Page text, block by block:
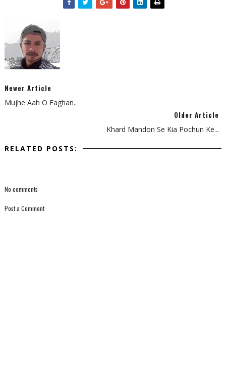
Newer Article
Mujhe Aah O Faghan..
Older Article
Khard Mandon Se Kia Pochun Ke...
RELATED POSTS:
No comments:
Post a Comment